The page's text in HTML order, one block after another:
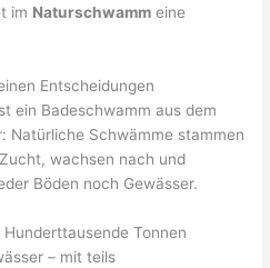
im Naturschwamm eine
Entscheidungen
ein Badeschwamm aus dem
Natürliche Schwämme stammen
wachsen nach und
Böden noch Gewässer.
Tonnen
– mit teils